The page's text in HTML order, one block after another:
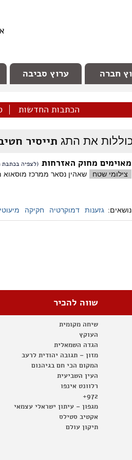
חברה ערוץ סביבה
הכתבות החדשות
את התג תייסיר
מאוימים מחוק האזרחות (לצפיה בכתבת
צילומי שטח שאהין נסאר ממרכז מוסאוא
נושאים: גזענות דמוקרטיה חקיקה
שווה להכיר
שיחה מקומית
העוקץ
הגדה השמאלית
מזון – תגובה יהודית לרעב
המקום הכי חם בגיהנום
העין השביעית
רלוונט אינפו
972+
מגפון – עיתון ישראלי עצמאי
אקטיב סטילס
תיקון עולם